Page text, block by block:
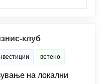
клуб
ветено
на локални